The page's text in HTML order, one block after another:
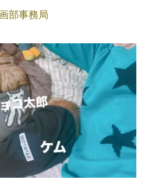
部事務局